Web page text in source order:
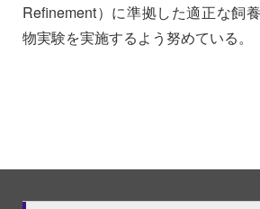
Refinement）に準拠した適正な飼
物実験を実施するよう努めている。